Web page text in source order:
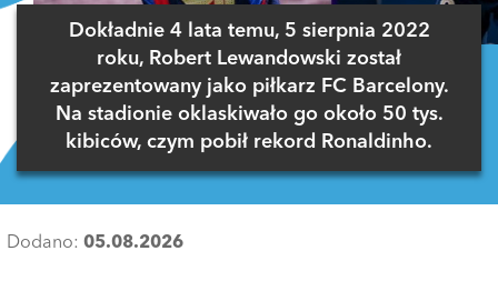
Dokładnie 4 lata temu, 5 sierpnia 2022
roku, Robert Lewandowski został
zaprezentowany jako piłkarz FC Barcelony.
Na stadionie oklaskiwało go około 50 tys.
kibiców, czym pobił rekord Ronaldinho.
Dodano: 05.08.2026